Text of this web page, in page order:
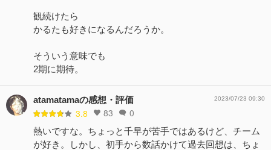
観続けたら
かるたも好きになるんだろうか。
そういう意味でも
2期に期待。
atamatamaの感想・評価
3.8 83 0
2023/07/23 09:30
熱いですな。ちょっと千早が苦手ではあるけど、チーム
が好き。しかし、初手から数話かけて過去回想は、ちょ